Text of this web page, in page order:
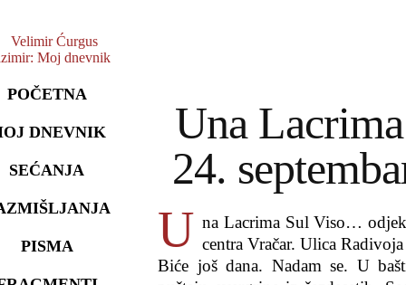
POČETNA
DNEVNIK
SEĆANJA
PISMA
Una
24.
U na Lacrima Sul Viso…
centra Vračar. Ulica
Biće još dana. Nadam se. U